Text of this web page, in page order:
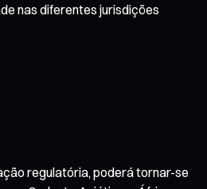
nas diferentes jurisdições
regulatória, poderá tornar-se